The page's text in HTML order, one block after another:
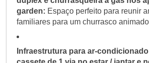
garden: Espaço perfeito para reunir
familiares para um churrasco
Infraestrutura para ar-